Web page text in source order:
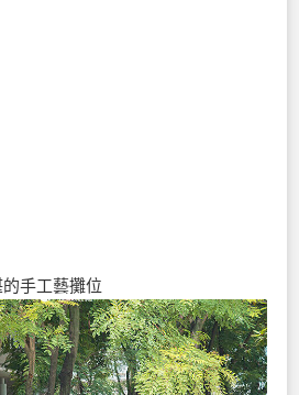
手工藝攤位